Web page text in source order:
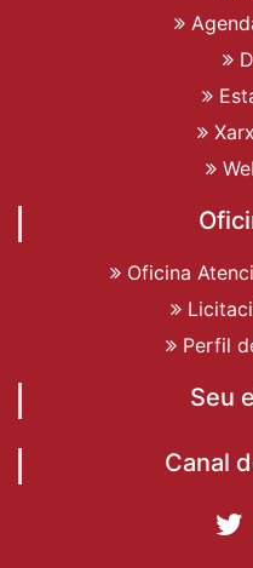
Oficina
Perfil
Seu
Canal